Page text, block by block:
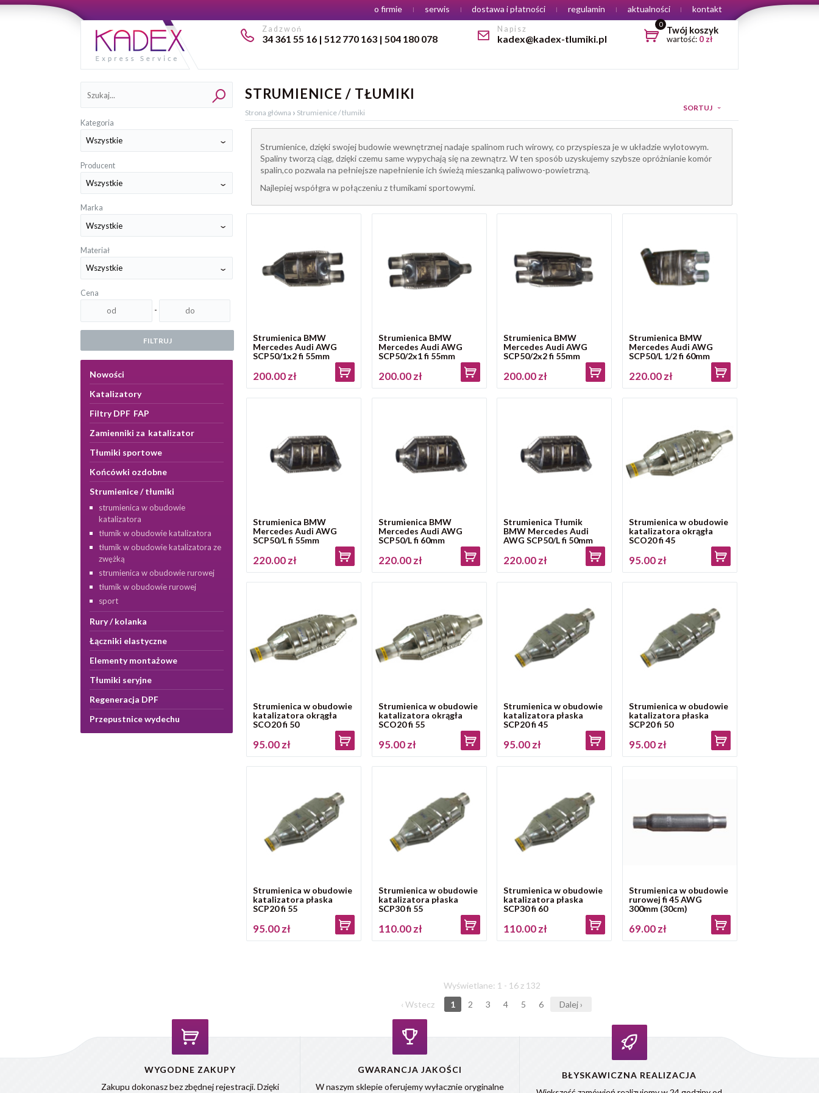
Zadzwoń
34 361 55 16 | 512 770 163 | 504 180 078
Napisz
kadex@kadex-tlumiki.pl
0
Twój koszyk
wartość: 0zł
Menu
o firmie serwis dostawa i płatności regulamin aktualności kontakt
Kategoria
Producent
Marka
Materiał
Cena
-
FILTRUJ
Kategorie
Nowości
Katalizatory
Filtry DPF FAP
Zamienniki za katalizator
Tłumiki sportowe
Końcówki ozdobne
Strumienice / tłumiki
strumienica w obudowie
katalizatora
tłumik w obudowie katalizatora
tłumik w obudowie katalizatora ze
zwężką
strumienica w obudowie rurowej
tłumik w obudowie rurowej
sport
Rury / kolanka
Łączniki elastyczne
Elementy montażowe
Tłumiki seryjne
Regeneracja DPF
Przepustnice wydechu
STRUMIENICE / TŁUMIKI
Strona główna › Strumienice / tłumiki
Strumienice, dzięki swojej budowie wewnętrznej nadaje spalinom ruch wirowy, co przyspiesza je w układzie wylotowym.
Spaliny tworzą ciąg, dzięki czemu same wypychają się na zewnątrz. W ten sposób uzyskujemy szybsze opróżnianie komór
spalin,co pozwala na pełniejsze napełnienie ich świeżą mieszanką paliwowo-powietrzną.
Najlepiej współgra w połączeniu z tłumikami sportowymi.
SORTUJ
Strumienica BMW
Mercedes Audi AWG
SCP50/1x2 fi 55mm
200.00 zł
Strumienica BMW
Mercedes Audi AWG
SCP50/2x1 fi 55mm
200.00 zł
Strumienica BMW
Mercedes Audi AWG
SCP50/2x2 fi 55mm
200.00 zł
Strumienica BMW
Mercedes Audi AWG
SCP50/L 1/2 fi 60mm
220.00 zł
Strumienica BMW
Mercedes Audi AWG
SCP50/L fi 55mm
220.00 zł
Strumienica BMW
Mercedes Audi AWG
SCP50/L fi 60mm
220.00 zł
Strumienica Tłumik
BMW Mercedes Audi
AWG SCP50/L fi 50mm
220.00 zł
Strumienica w obudowie
katalizatora okrągła
SCO20 fi 45
95.00 zł
Strumienica w obudowie
katalizatora okrągła
SCO20 fi 50
95.00 zł
Strumienica w obudowie
katalizatora okrągła
SCO20 fi 55
95.00 zł
Strumienica w obudowie
katalizatora płaska
SCP20 fi 45
95.00 zł
Strumienica w obudowie
katalizatora płaska
SCP20 fi 50
95.00 zł
Strumienica w obudowie
katalizatora płaska
SCP20 fi 55
95.00 zł
Strumienica w obudowie
katalizatora płaska
SCP30 fi 55
110.00 zł
Strumienica w obudowie
katalizatora płaska
SCP30 fi 60
110.00 zł
Strumienica w obudowie
rurowej fi 45 AWG
300mm (30cm)
69.00 zł
Wyświetlane: 1 - 16 z 132
‹ Wstecz
1 2 3 4 5 6 Dalej ›
WYGODNE ZAKUPY
Zakupu dokonasz bez zbędnej rejestracji. Dzięki
GWARANCJA JAKOŚCI
W naszym sklepie oferujemy wyłacznie oryginalne
BŁYSKAWICZNA REALIZACJA